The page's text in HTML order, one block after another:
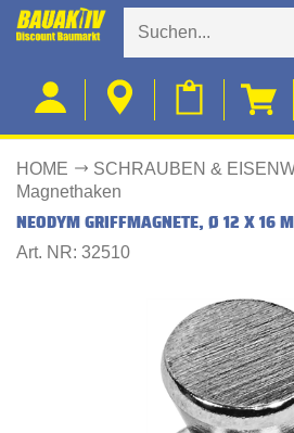
HOME SCHRAUBEN &
Magnethaken
NEODYM GRIFFMAGNETE, Ø 12 X 16
Art. NR: 32510